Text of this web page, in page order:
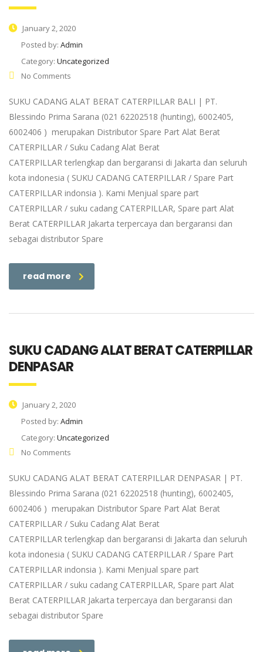
January 2, 2020
Posted by: Admin
Category: Uncategorized
No Comments
SUKU CADANG ALAT BERAT CATERPILLAR BALI | PT.
Blessindo Prima Sarana (021 62202518 (hunting), 6002405,
6002406 ) merupakan Distributor Spare Part Alat Berat
CATERPILLAR / Suku Cadang Alat Berat
CATERPILLAR terlengkap dan bergaransi di Jakarta dan seluruh
kota indonesia ( SUKU CADANG CATERPILLAR / Spare Part
CATERPILLAR indonsia ). Kami Menjual spare part
CATERPILLAR / suku cadang CATERPILLAR, Spare part Alat
Berat CATERPILLAR Jakarta terpercaya dan bergaransi dan
sebagai distributor Spare
read more
SUKU CADANG ALAT BERAT CATERPILLAR
DENPASAR
January 2, 2020
Posted by: Admin
Category: Uncategorized
No Comments
SUKU CADANG ALAT BERAT CATERPILLAR DENPASAR | PT.
Blessindo Prima Sarana (021 62202518 (hunting), 6002405,
6002406 ) merupakan Distributor Spare Part Alat Berat
CATERPILLAR / Suku Cadang Alat Berat
CATERPILLAR terlengkap dan bergaransi di Jakarta dan seluruh
kota indonesia ( SUKU CADANG CATERPILLAR / Spare Part
CATERPILLAR indonsia ). Kami Menjual spare part
CATERPILLAR / suku cadang CATERPILLAR, Spare part Alat
Berat CATERPILLAR Jakarta terpercaya dan bergaransi dan
sebagai distributor Spare